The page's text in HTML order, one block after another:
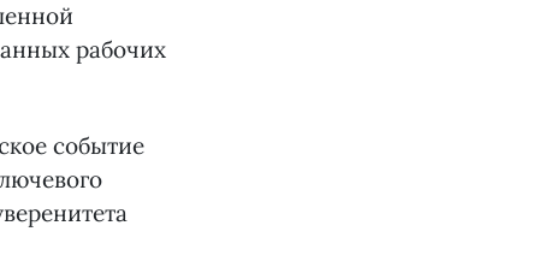
рабочих
событие